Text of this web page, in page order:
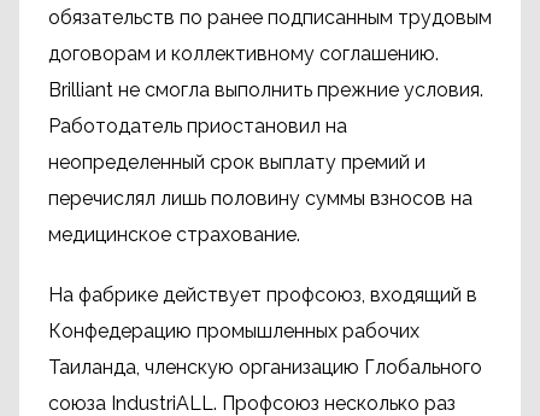
обязательств по ранее подписанным трудовым
договорам и коллективному соглашению.
Brilliant не смогла выполнить прежние условия.
Работодатель приостановил на
неопределенный срок выплату премий и
перечислял лишь половину суммы взносов на
медицинское страхование.
На фабрике действует профсоюз, входящий в
Конфедерацию промышленных рабочих
Таиланда, членскую организацию Глобального
союза IndustriALL. Профсоюз несколько раз